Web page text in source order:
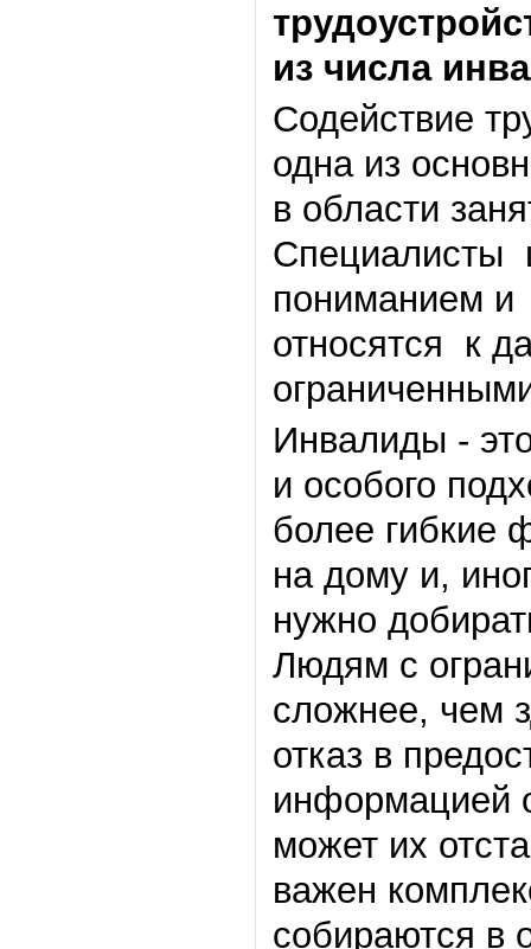
из числа
Содействие
одна из
в области
Специалисты
пониманием и
относятся к
Инвалиды -
и особого
более гибкие
на дому и,
нужно
Людям с
сложнее, чем
отказ в
информацией
может их
важен
собираются в